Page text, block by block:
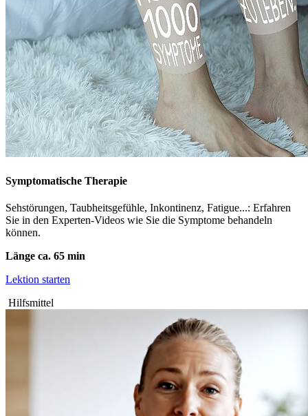
Symptomatische Therapie
Sehstörungen, Taubheitsgefühle, Inkontinenz, Fatigue...: Erfahren
Sie in den Experten-Videos wie Sie die Symptome behandeln
können.
Länge ca. 65 min
Lektion starten
Hilfsmittel